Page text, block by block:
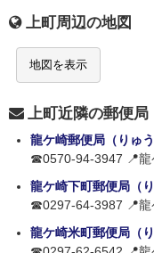
上町周辺の地図
地図を表示
上町近隣の郵便局
龍ケ崎郵便局（りゅ
☎0570-94-3947 📍龍
龍ケ崎下町郵便局（
☎0297-64-3987 📍龍
龍ケ崎米町郵便局（